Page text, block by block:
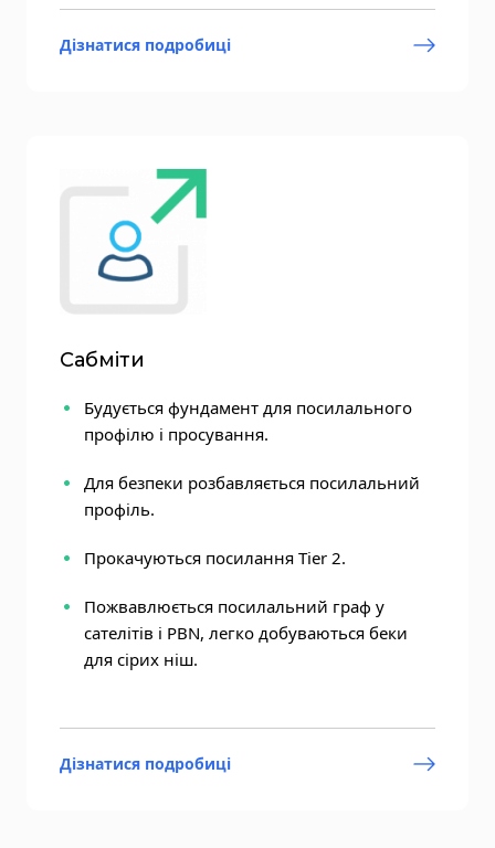
Дізнатися подробиці
Сабміти
Будується фундамент для посилального
профілю і просування.
Для безпеки розбавляється посилальний
профіль.
Прокачуються посилання Tier 2.
Пожвавлюється посилальний граф у
сателітів і PBN, легко добуваються беки
для сірих ніш.
Дізнатися подробиці